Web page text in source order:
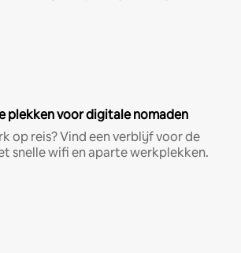
plekken voor digitale nomaden
op reis? Vind een verblijf voor de
snelle wifi en aparte werkplekken.